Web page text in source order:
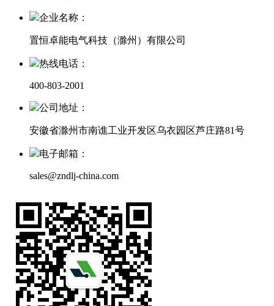
企业名称：
置恒卓能电气科技（滁州）有限公司
热线电话：
400-803-2001
公司地址：
安徽省滁州市南谯工业开发区乌衣园区芦庄路81号
电子邮箱：
sales@zndlj-china.com